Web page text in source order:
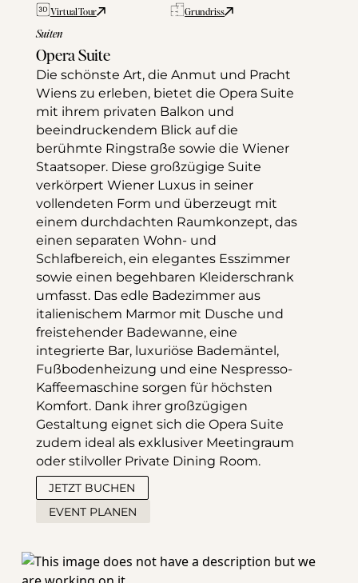
Virtual Tour Grundriss
Suiten
Opera Suite
Die schönste Art, die Anmut und Pracht
Wiens zu erleben, bietet die Opera Suite
mit ihrem privaten Balkon und
beeindruckendem Blick auf die
berühmte Ringstraße sowie die Wiener
Staatsoper. Diese großzügige Suite
verkörpert Wiener Luxus in seiner
vollendeten Form und überzeugt mit
einem durchdachten Raumkonzept, das
einen separaten Wohn- und
Schlafbereich, ein elegantes Esszimmer
sowie einen begehbaren Kleiderschrank
umfasst. Das edle Badezimmer aus
italienischem Marmor mit Dusche und
freistehender Badewanne, eine
integrierte Bar, luxuriöse Bademäntel,
Fußbodenheizung und eine Nespresso-
Kaffeemaschine sorgen für höchsten
Komfort. Dank ihrer großzügigen
Gestaltung eignet sich die Opera Suite
zudem ideal als exklusiver Meetingraum
oder stilvoller Private Dining Room.
JETZT BUCHEN
EVENT PLANEN